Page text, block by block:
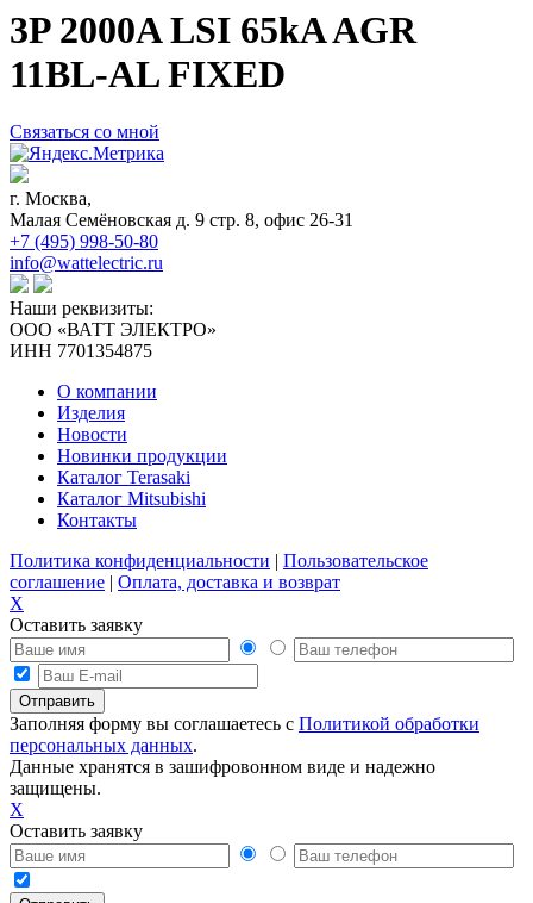
3P 2000A LSI 65kA AGR
11BL-AL FIXED
Связаться со мной
г. Москва,
Малая Семёновская д. 9 стр. 8, офис 26-31
+7 (495) 998-50-80
info@wattelectric.ru
Наши реквизиты:
ООО «ВАТТ ЭЛЕКТРО»
ИНН 7701354875
О компании
Изделия
Новости
Новинки продукции
Каталог Terasaki
Каталог Mitsubishi
Контакты
Политика конфиденциальности | Пользовательское
соглашение | Оплата, доставка и возврат
X
Оставить заявку
Заполняя форму вы соглашаетесь с Политикой обработки
персональных данных.
Данные хранятся в зашифровонном виде и надежно
защищены.
X
Оставить заявку